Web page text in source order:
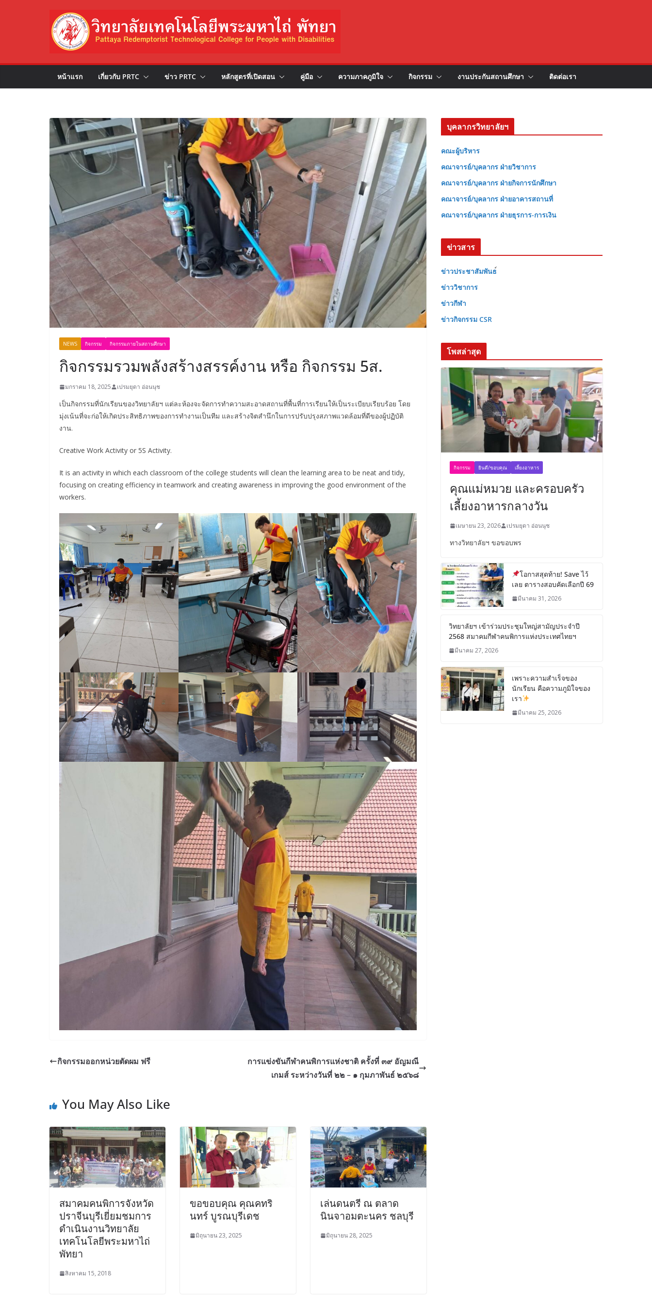
หน้าแรก เกี่ยวกับ PRTC ข่าว PRTC หลักสูตรที่เปิดสอน คู่มือ ความภาคภูมิใจ กิจกรรม งานประกันสถานศึกษา ติดต่อเรา
NEWS กิจกรรม กิจกรรมภายในสถานศึกษา
กิจกรรมรวมพลังสร้างสรรค์งาน หรือ กิจกรรม 5ส.
มกราคม 18, 2025 เปรมยุดา อ่อนนุช
เป็นกิจกรรมที่นักเรียนของวิทยาลัยฯ แต่ละห้องจะจัดการทำความสะอาดสถานที่พื้นที่การเรียนให้เป็นระเบียบเรียบร้อย โดย
มุ่งเน้นที่จะก่อให้เกิดประสิทธิภาพของการทำงานเป็นทีม และสร้างจิตสำนึกในการปรับปรุงสภาพแวดล้อมที่ดีของผู้ปฏิบัติ
งาน.
Creative Work Activity or 5S Activity.
It is an activity in which each classroom of the college students will clean the learning area to be neat and tidy,
focusing on creating efficiency in teamwork and creating awareness in improving the good environment of the
workers.
กิจกรรมออกหน่วยตัดผม ฟรี
การแข่งขันกีฬาคนพิการแห่งชาติ ครั้งที่ ๓๙ อัญมณี
เกมส์ ระหว่างวันที่ ๒๒ – ๑ กุมภาพันธ์ ๒๕๖๘
You May Also Like
สมาคมคนพิการจังหวัด
ปราจีนบุรีเยี่ยมชมการ
ดำเนินงานวิทยาลัย
เทคโนโลยีพระมหาไถ่
พัทยา
สิงหาคม 15, 2018
ขอขอบคุณ คุณคทริ
นทร์ บูรณบุรีเดช
มิถุนายน 23, 2025
เล่นดนตรี ณ ตลาด
นินจาอมตะนคร ชลบุรี
มิถุนายน 28, 2025
บุคลากรวิทยาลัยฯ
คณะผู้บริหาร
คณาจารย์/บุคลากร ฝ่ายวิชาการ
คณาจารย์/บุคลากร ฝ่ายกิจการนักศึกษา
คณาจารย์/บุคลากร ฝ่ายอาคารสถานที่
คณาจารย์/บุคลากร ฝ่ายธุรการ-การเงิน
ข่าวสาร
ข่าวประชาสัมพันธ
ข่าววิชาการ
ข่าวกีฬา
ข่าวกิจกรรม CSR
โพสล่าสุด
กิจกรรม ยินดี/ขอบคุณ เลี้ยงอาหาร
คุณแม่หมวย และครอบครัว
เลี้ยงอาหารกลางวัน
เมษายน 23, 2026 เปรมยุดา อ่อนนุช
ทางวิทยาลัยฯ ขอขอบพร
โอกาสสุดท้าย! Save ไว้
เลย ตารางสอบคัดเลือกปี 69
มีนาคม 31, 2026
วิทยาลัยฯ เข้าร่วมประชุมใหญ่สามัญประจำปี
2568 สมาคมกีฬาคนพิการแห่งประเทศไทยฯ
มีนาคม 27, 2026
เพราะความสำเร็จของ
นักเรียน คือความภูมิใจของ
เรา
มีนาคม 25, 2026